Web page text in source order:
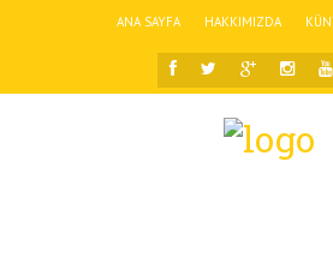
ANA SAYFA HAKKIMIZDA